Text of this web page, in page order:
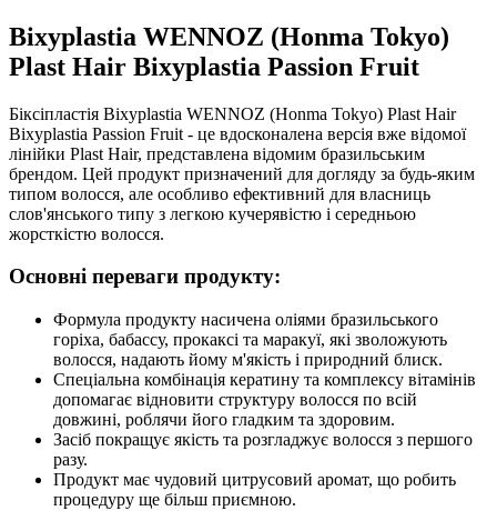
Bixyplastia WENNOZ (Honma Tokyo)
Plast Hair Bixyplastia Passion Fruit
Біксіпластія Bixyplastia WENNOZ (Honma Tokyo) Plast Hair
Bixyplastia Passion Fruit - це вдосконалена версія вже відомої
лінійки Plast Hair, представлена відомим бразильським
брендом. Цей продукт призначений для догляду за будь-яким
типом волосся, але особливо ефективний для власниць
слов'янського типу з легкою кучерявістю і середньою
жорсткістю волосся.
Основні переваги продукту:
Формула продукту насичена оліями бразильського
горіха, бабассу, прокаксі та маракуї, які зволожують
волосся, надають йому м'якість і природний блиск.
Спеціальна комбінація кератину та комплексу вітамінів
допомагає відновити структуру волосся по всій
довжині, роблячи його гладким та здоровим.
Засіб покращує якість та розгладжує волосся з першого
разу.
Продукт має чудовий цитрусовий аромат, що робить
процедуру ще більш приємною.